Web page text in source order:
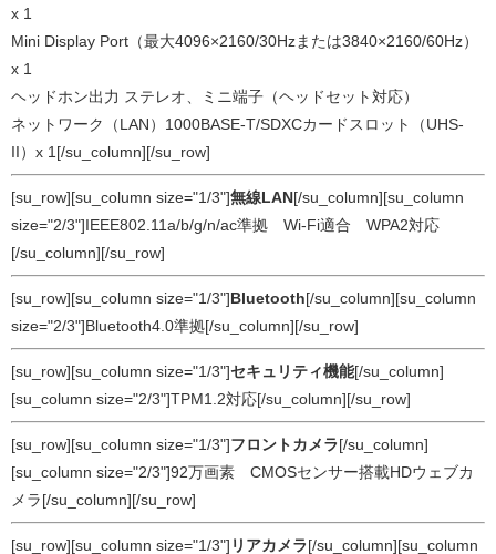
x 1
Mini Display Port（最大4096×2160/30Hzまたは3840×2160/60Hz）
x 1
ヘッドホン出力 ステレオ、ミニ端子（ヘッドセット対応）
ネットワーク（LAN）1000BASE-T/SDXCカードスロット（UHS-
II）x 1[/su_column][/su_row]
[su_row][su_column size="1/3"]無線LAN [/su_column][su_column
size="2/3"]IEEE802.11a/b/g/n/ac準拠 Wi-Fi適合 WPA2対応
[/su_column][/su_row]
[su_row][su_column size="1/3"] Bluetooth [/su_column][su_column
size="2/3"]Bluetooth4.0準拠[/su_column][/su_row]
[su_row][su_column size="1/3"]セキュリティ機能[/su_column]
[su_column size="2/3"]TPM1.2対応[/su_column][/su_row]
[su_row][su_column size="1/3"] フロントカメラ [/su_column]
[su_column size="2/3"]92万画素 CMOSセンサー搭載HDウェブカ
メラ[/su_column][/su_row]
[su_row][su_column size="1/3"] リアカメラ [/su_column][su_column